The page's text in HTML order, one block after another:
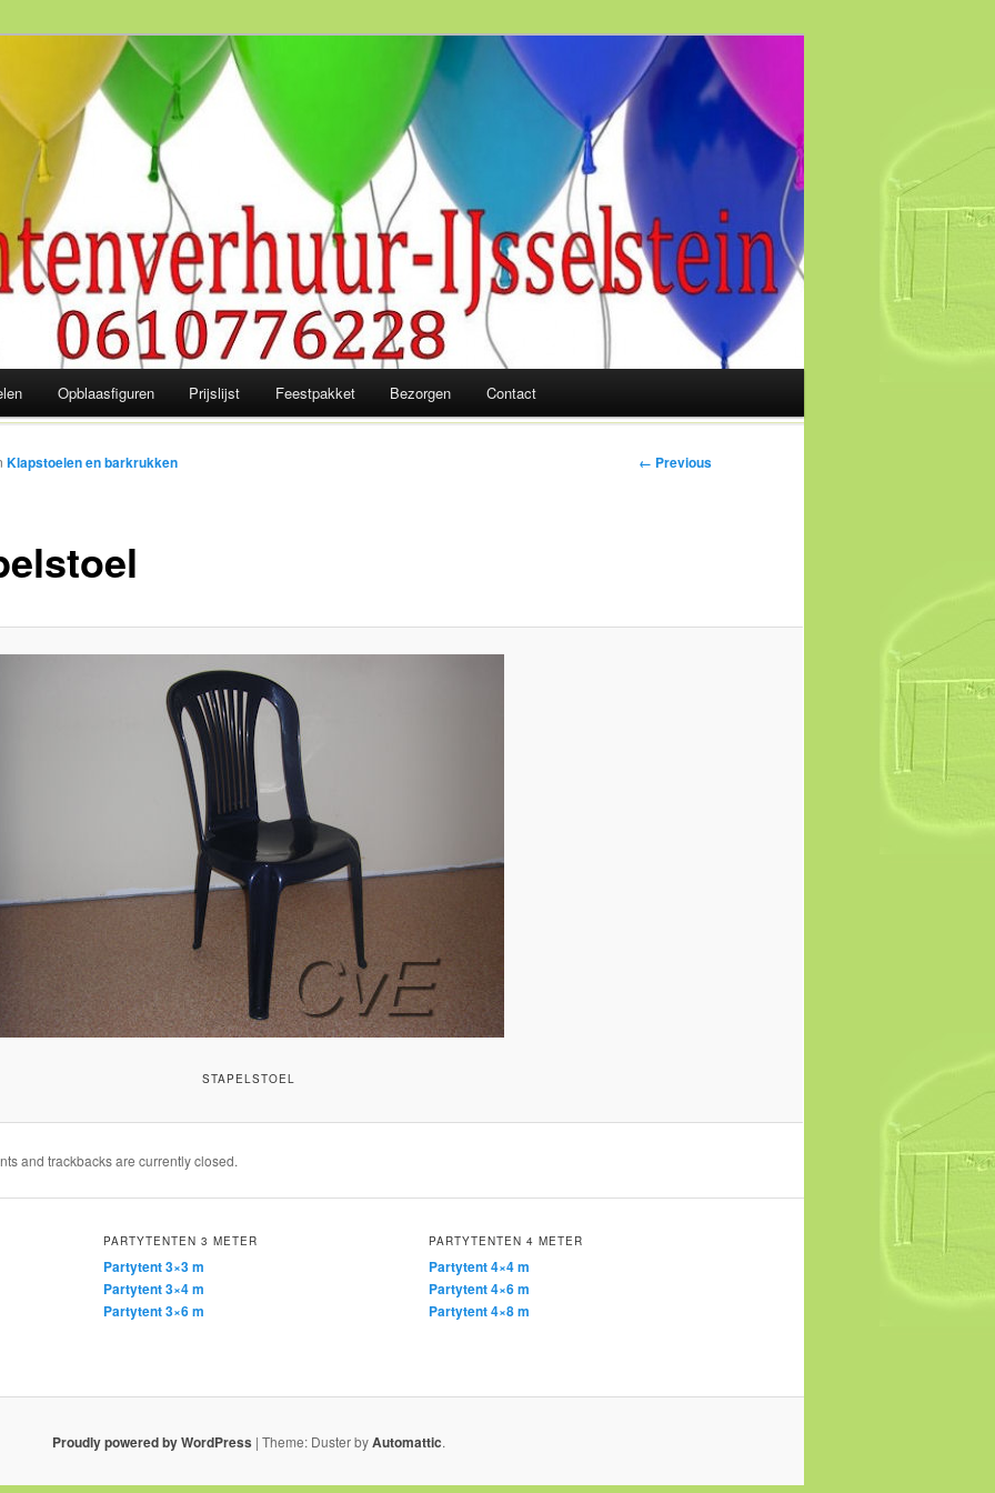
feest! 06-10 77 62 28
Opblaasfiguren Prijslijst Feestpakket Bezorgen Contact
← Previous
Klapstoelen en barkrukken
STAPELSTOEL
and trackbacks are currently closed.
PARTYTENTEN 3 METER
Partytent 3×3 m
Partytent 3×4 m
Partytent 3×6 m
PARTYTENTEN 4 METER
Partytent 4×4 m
Partytent 4×6 m
Partytent 4×8 m
Proudly powered by WordPress | Theme: Duster byAutomattic.